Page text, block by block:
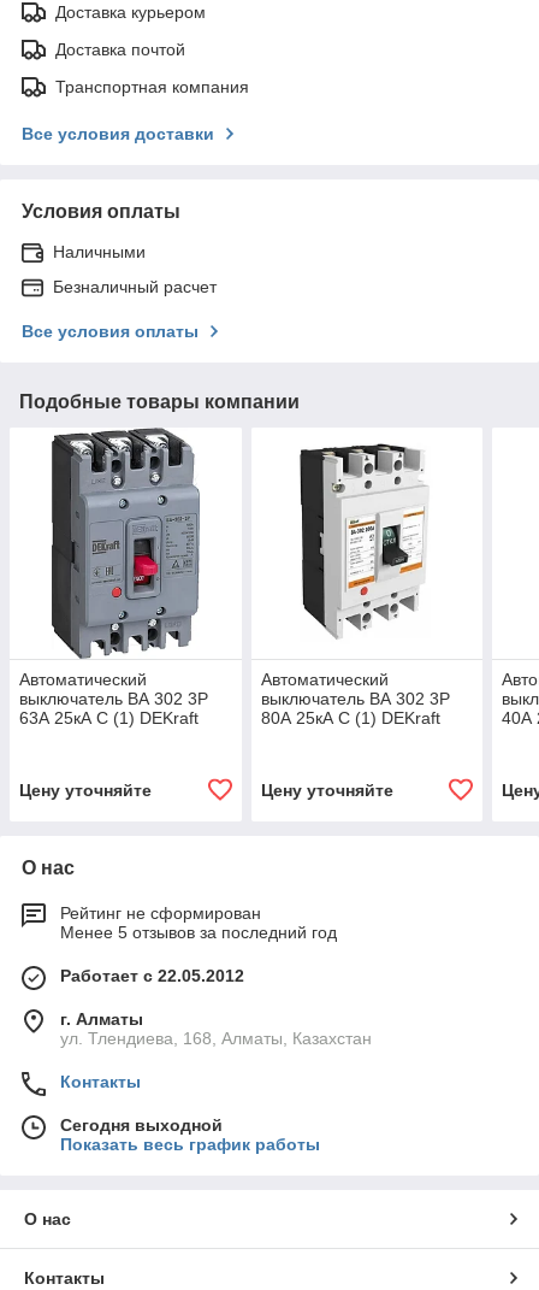
Доставка курьером
Доставка почтой
Транспортная компания
Все условия доставки
Условия оплаты
Наличными
Безналичный расчет
Все условия оплаты
Подобные товары компании
Автоматический
выключатель ВА 302 3P
63А 25кА С (1) DEKraft
Цену уточняйте
Автоматический
выключатель ВА 302 3P
80А 25кА С (1) DEKraft
Цену уточняйте
40А
О нас
Рейтинг не сформирован
Менее 5 отзывов за последний год
Работает с 22.05.2012
г. Алматы
ул. Тлендиева, 168, Алматы, Казахстан
Контакты
Сегодня выходной
Показать весь график работы
О нас
Контакты